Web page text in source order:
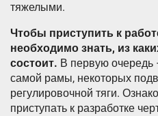
тяжелыми.
Чтобы приступить к
необходимо знать, из
состоит. В первую очередь
самой рамы, некоторых
регулировочной тяги.
приступать к разработке